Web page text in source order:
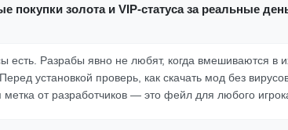
покупки золота и VIP-статуса за реальные
есть. Разрабы явно не любят, когда вмешиваются в
установкой проверь, как скачать мод без
метка от разработчиков — это фейл для любого